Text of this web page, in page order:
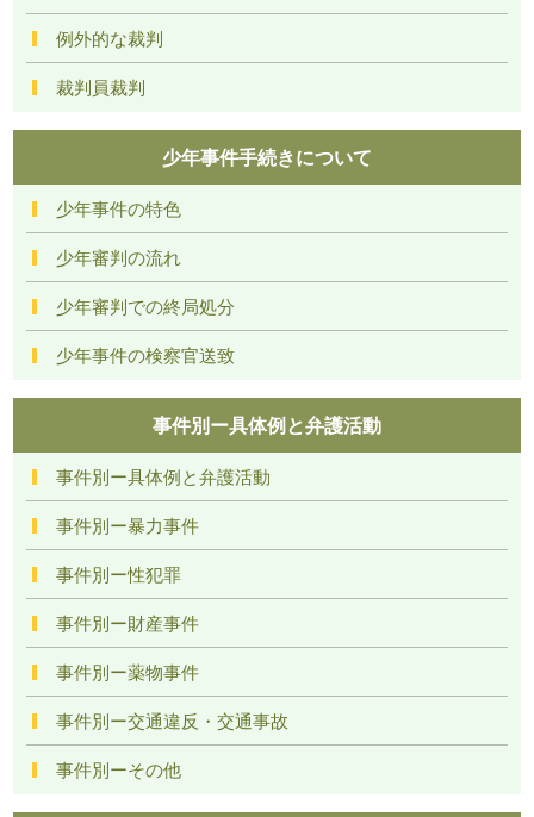
例外的な裁判
裁判員裁判
少年事件手続きについて
少年事件の特色
少年審判の流れ
少年審判での終局処分
少年事件の検察官送致
事件別ー具体例と弁護活動
事件別ー具体例と弁護活動
事件別ー暴力事件
事件別ー性犯罪
事件別ー財産事件
事件別ー薬物事件
事件別ー交通違反・交通事故
事件別ーその他